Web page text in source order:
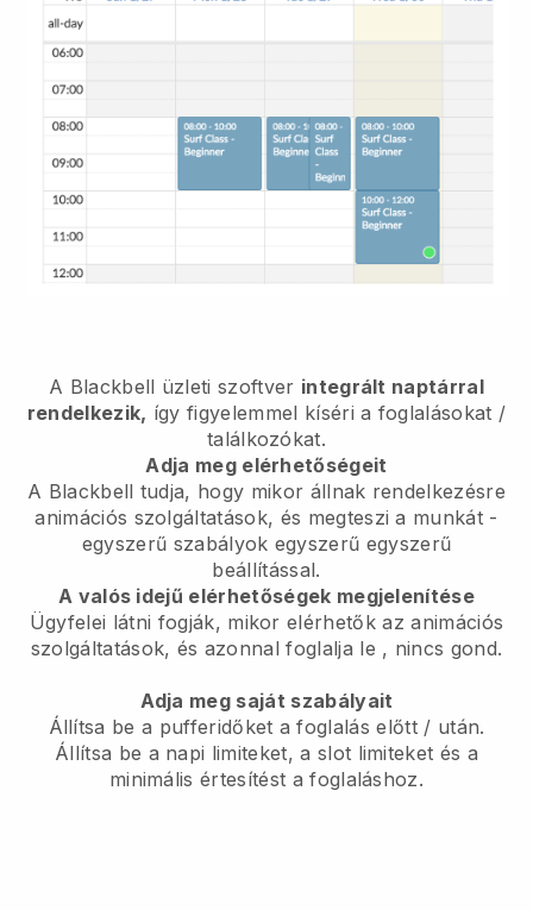
A Blackbell üzleti szoftver integrált naptárral
rendelkezik, így figyelemmel kíséri a foglalásokat /
találkozókat.
Adja meg elérhetőségeit
A Blackbell tudja, hogy mikor állnak rendelkezésre
animációs szolgáltatások, és megteszi a munkát -
egyszerű szabályok egyszerű egyszerű
beállítással.
A valós idejű elérhetőségek megjelenítése
Ügyfelei látni fogják, mikor elérhetők az animációs
szolgáltatások, és azonnal foglalja le , nincs gond.
Adja meg saját szabályait
Állítsa be a pufferidőket a foglalás előtt / után.
Állítsa be a napi limiteket, a slot limiteket és a
minimális értesítést a foglaláshoz.